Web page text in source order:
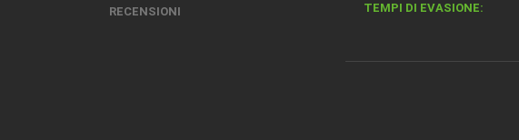
RECENSIONI TEMPI DI EVASIONE: